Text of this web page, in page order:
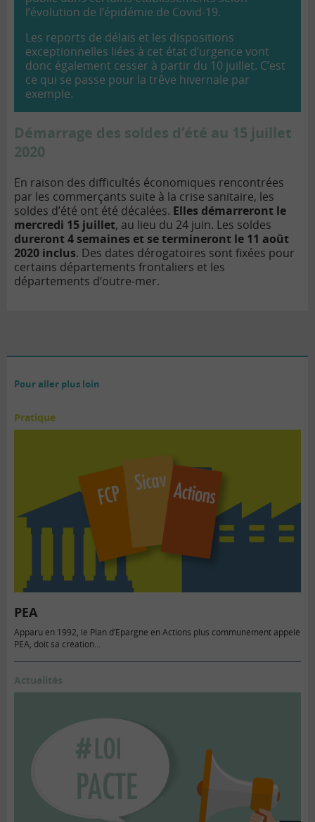
l’évolution de l’épidémie de Covid-19.
Les reports de délais et les dispositions
exceptionnelles liées à cet état d’urgence vont
donc également cesser à partir du 10 juillet. C’est
ce qui se passe pour la trêve hivernale par
exemple.
Démarrage des soldes d’été au 15 juillet
2020
En raison des difficultés économiques rencontrées
par les commerçants suite à la crise sanitaire, les
soldes d’été ont été décalées. Elles démarreront le
mercredi 15 juillet, au lieu du 24 juin. Les soldes
dureront 4 semaines et se termineront le 11 août
2020 inclus. Des dates dérogatoires sont fixées pour
certains départements frontaliers et les
départements d’outre-mer.
Pour aller plus loin
Pratique
PEA
Apparu en 1992, le Plan d’Epargne en Actions plus communément appelé
PEA, doit sa création...
Actualités